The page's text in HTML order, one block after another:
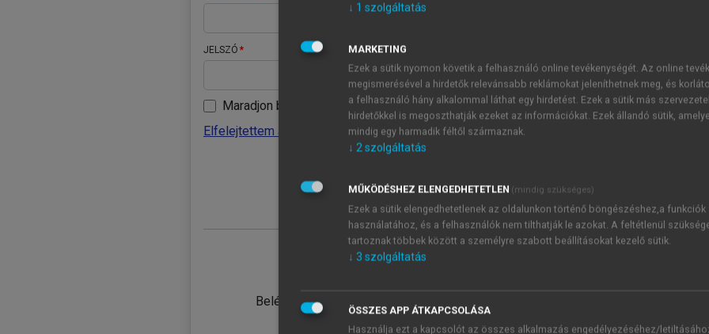
JELSZÓ
Maradjon belépve
Elfelejtettem a jelszavamat
Belépés intézményi azonosítóval
JELSZÓ
Kérek értesítést a MeRSZ
Kérek értesítést az
↓ 1 szolgáltatás
MARKETING
Ezek a sütik nyomon követik a felhasználó online tevékenységét. Az online
megismerésével a hirdetők relevánsabb reklámokat jeleníthetnek meg, és
a felhasználó hány alkalommal láthat egy hirdetést. Ezek a sütik más
hirdetőkkel is megoszthatják ezeket az információkat. Ezek állandó sütik,
mindig egy harmadik féltől származnak.
↓ 2szolgáltatás
MŰKÖDÉSHEZ ELENGEDHETETLEN (mindig szükséges)
Ezek a sütik elengedhetetlenek az oldalunkon történő böngészéshez,a funkciók
használatához, és a felhasználók nem tilthatják le azokat. A feltétlenül
tartoznak többek között a személyre szabott beállításokat kezelő sütik.
↓ 3 szolgáltatás
ÖSSZES APP ÁTKAPCSOLÁSA
Használja ezt a kapcsolót az összes alkalmazás engedélyezéséhez/